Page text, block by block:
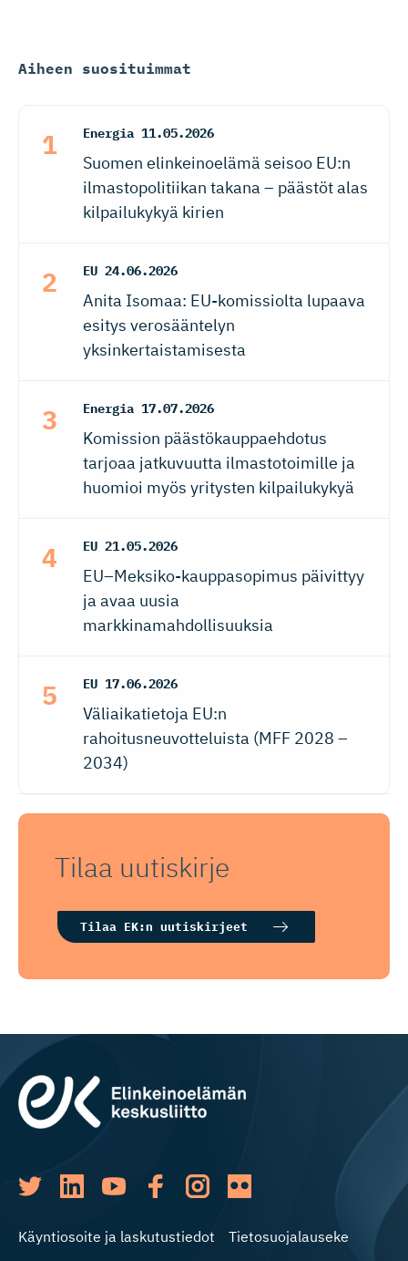
Aiheen suosituimmat
Energia 11.05.2026
Suomen elinkeinoelämä seisoo EU:n
ilmastopolitiikan takana – päästöt alas
kilpailukykyä kirien
EU 24.06.2026
Anita Isomaa: EU-komissiolta lupaava
esitys verosääntelyn
yksinkertaistamisesta
Energia 17.07.2026
Komission päästökauppaehdotus
tarjoaa jatkuvuutta ilmastotoimille ja
huomioi myös yritysten kilpailukykyä
EU 21.05.2026
EU–Meksiko-kauppasopimus päivittyy
ja avaa uusia
markkinamahdollisuuksia
EU 17.06.2026
Väliaikatietoja EU:n
rahoitusneuvotteluista (MFF 2028 –
2034)
Tilaa uutiskirje
Tilaa EK:n uutiskirjeet
Käyntiosoite ja laskutustiedot Tietosuojalauseke